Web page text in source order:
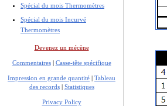
Spécial du mois Thermomètres
Spécial du mois Incurvé
Thermomètres
Devenez un mécène
Commentaires| Casse-tête spécifique
Impression en grande quantité | Tableau
des records| Statistiques
Privacy Policy